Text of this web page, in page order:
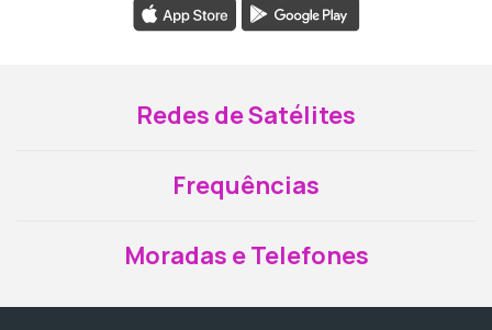
Redes de Satélites
Frequências
Moradas e Telefones